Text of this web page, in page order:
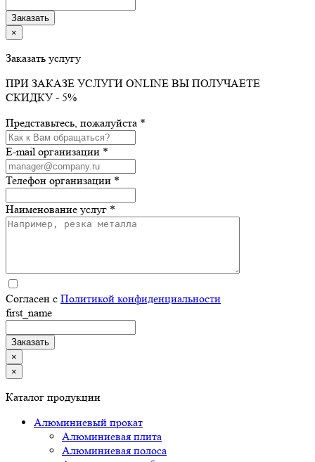
×
Заказать услугу
ПРИ ЗАКАЗЕ УСЛУГИ ONLINE ВЫ ПОЛУЧАЕТЕ
СКИДКУ - 5%
Представьтесь, пожалуйста *
E-mail организации *
Телефон организации *
Наименование услуг *
Согласен с Политикой конфиденциальности
first_name
×
×
Каталог продукции
Алюминиевый прокат
Алюминиевая плита
Алюминиевая полоса